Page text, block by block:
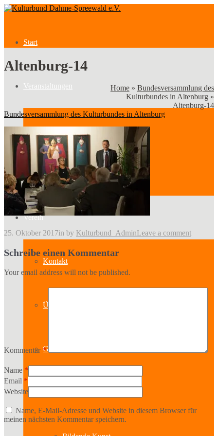
Start
Veranstaltungen
Kategorien
Verein
Kontakt
Über uns
Geschichte
Altenburg-14
Home » Bundesversammlung des
Kulturbundes in Altenburg »
Altenburg-14
Bundesversammlung des Kulturbundes in Altenburg
25. Oktober 2017in by Kulturbund_AdminLeave a comment
Schreibe einen Kommentar
Your email address will not be published.
Kommentar *
Name *
Email *
Website
Name, E-Mail-Adresse und Website in diesem Browser für
meinen nächsten Kommentar speichern.